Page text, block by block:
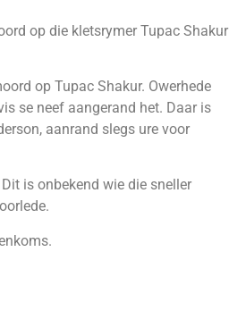
op die kletsrymer Tupac Shakur
op Tupac Shakur. Owerhede
se neef aangerand het. Daar is
aanrand slegs ure voor
is onbekend wie die sneller